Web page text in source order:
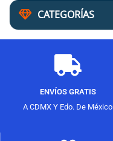
CATEGORÍAS
ENVÍOS GRATIS
A CDMX Y Edo. De México